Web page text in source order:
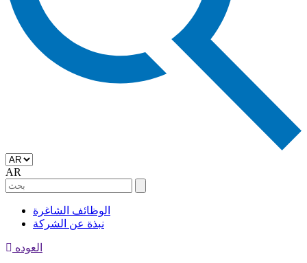
AR
الوظائف الشاغرة
نبذة عن الشركة
العوده